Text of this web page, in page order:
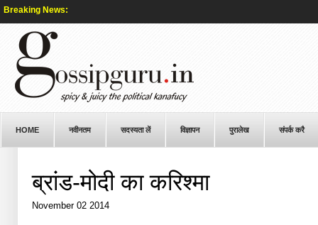
Breaking News:
HOME नवीनतम सदस्यता लें विज्ञापन पुरालेख संपर्क करै
ब्रांड-मोदी का करिश्मा
November 02 2014